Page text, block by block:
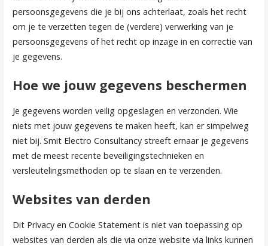
persoonsgegevens die je bij ons achterlaat, zoals het recht
om je te verzetten tegen de (verdere) verwerking van je
persoonsgegevens of het recht op inzage in en correctie van
je gegevens.
Hoe we jouw gegevens beschermen
Je gegevens worden veilig opgeslagen en verzonden. Wie
niets met jouw gegevens te maken heeft, kan er simpelweg
niet bij. Smit Electro Consultancy streeft ernaar je gegevens
met de meest recente beveiligingstechnieken en
versleutelingsmethoden op te slaan en te verzenden.
Websites van derden
Dit Privacy en Cookie Statement is niet van toepassing op
websites van derden als die via onze website via links kunnen